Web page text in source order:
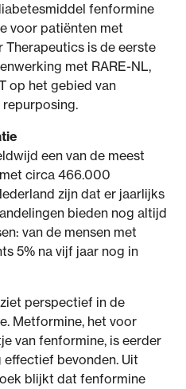
fenformine
voor patiënten met
Therapeutics is de eerste
met RARE-NL,
op het gebied van
een van de meest
circa 466.000
zijn dat er jaarlijks
bieden nog altijd
van de mensen met
5% na vijf jaar nog in
perspectief in de
Metformine, het voor
van fenformine, is eerder
bevonden. Uit
blijkt dat fenformine